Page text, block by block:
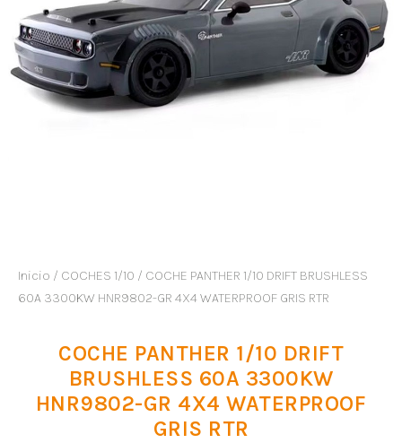
Inicio / COCHES 1/10 / COCHE PANTHER 1/10 DRIFT BRUSHLESS
60A 3300KW HNR9802-GR 4X4 WATERPROOF GRIS RTR
COCHE PANTHER 1/10 DRIFT
BRUSHLESS 60A 3300KW
HNR9802-GR 4X4 WATERPROOF
GRIS RTR